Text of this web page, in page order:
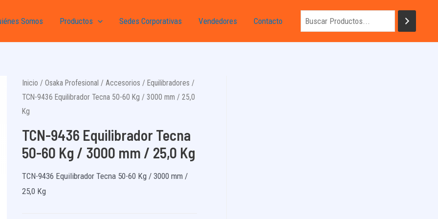
Somos Productos Sedes Corporativas Vendedores Contacto
Inicio / Osaka Profesional / Accesorios / Equilibradores /
TCN-9436 Equilibrador Tecna 50-60 Kg / 3000 mm / 25,0
Kg
TCN-9436 Equilibrador Tecna
50-60 Kg / 3000 mm / 25,0 Kg
TCN-9436 Equilibrador Tecna 50-60 Kg / 3000 mm /
25,0 Kg